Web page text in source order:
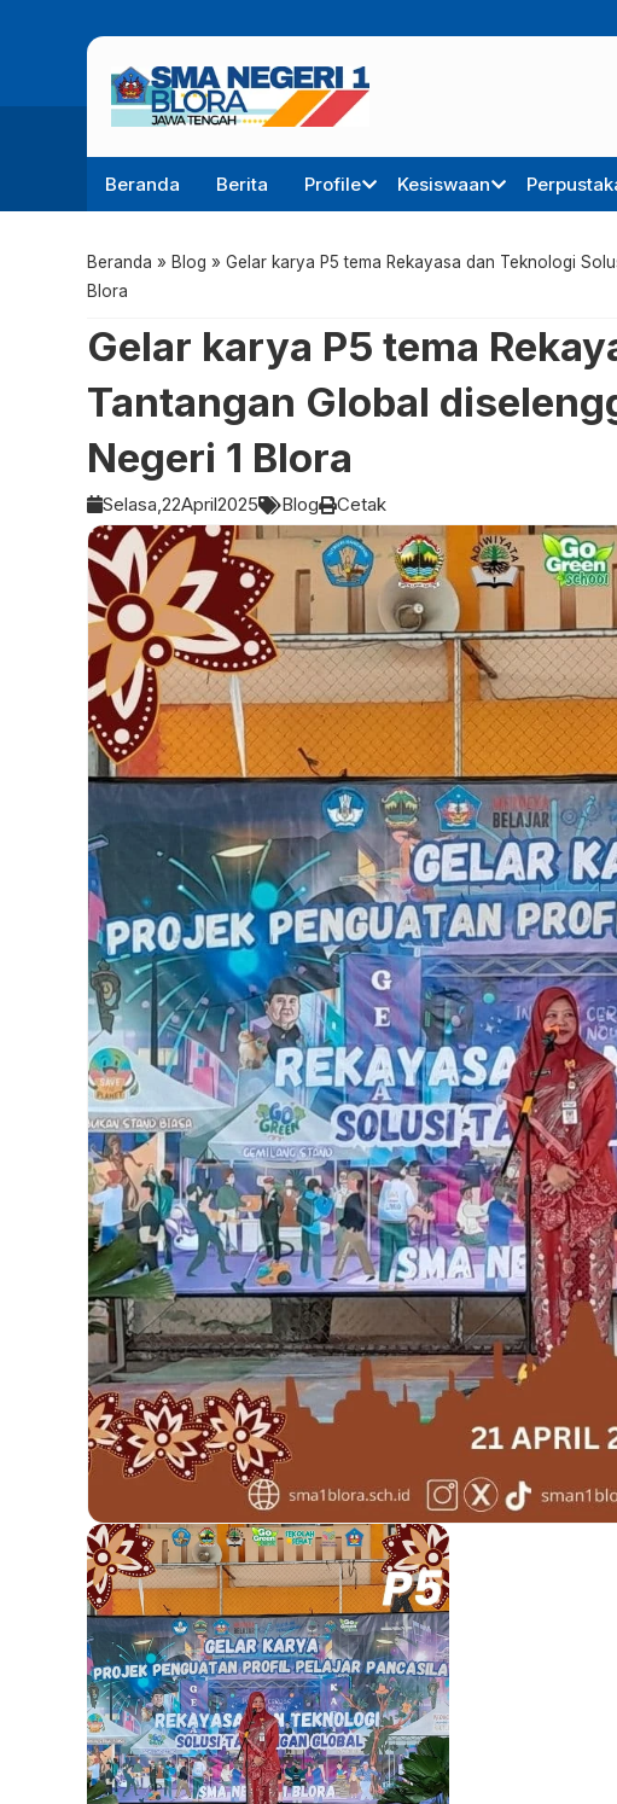
Beranda Berita Profile Kesiswaan
Beranda » Blog » Gelar karya P5 tema Rekayasa dan Teknologi
Blora
Gelar karya P5 tema
Tantangan Global
Negeri 1 Blora
Selasa,22April2025 Blog Cetak